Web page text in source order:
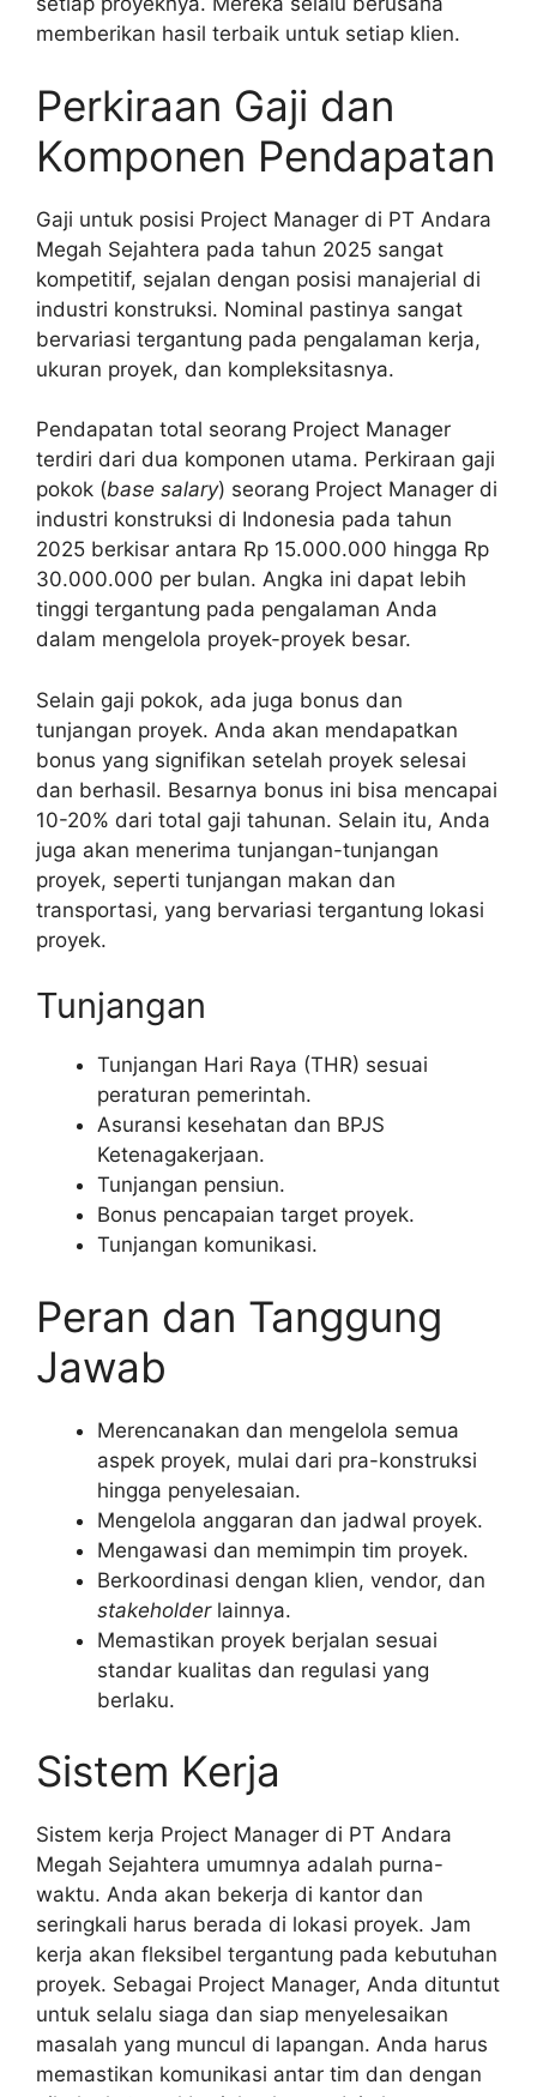
memberikan hasil terbaik untuk setiap klien.
Perkiraan Gaji dan
Komponen Pendapatan
Gaji untuk posisi Project Manager di PT Andara
Megah Sejahtera pada tahun 2025 sangat
kompetitif, sejalan dengan posisi manajerial di
industri konstruksi. Nominal pastinya sangat
bervariasi tergantung pada pengalaman kerja,
ukuran proyek, dan kompleksitasnya.
Pendapatan total seorang Project Manager
terdiri dari dua komponen utama. Perkiraan gaji
pokok (base salary) seorang Project Manager di
industri konstruksi di Indonesia pada tahun
2025 berkisar antara Rp 15.000.000 hingga Rp
30.000.000 per bulan. Angka ini dapat lebih
tinggi tergantung pada pengalaman Anda
dalam mengelola proyek-proyek besar.
Selain gaji pokok, ada juga bonus dan
tunjangan proyek. Anda akan mendapatkan
bonus yang signifikan setelah proyek selesai
dan berhasil. Besarnya bonus ini bisa mencapai
10-20% dari total gaji tahunan. Selain itu, Anda
juga akan menerima tunjangan-tunjangan
proyek, seperti tunjangan makan dan
transportasi, yang bervariasi tergantung lokasi
proyek.
Tunjangan
Tunjangan Hari Raya (THR) sesuai
peraturan pemerintah.
Asuransi kesehatan dan BPJS
Ketenagakerjaan.
Tunjangan pensiun.
Bonus pencapaian target proyek.
Tunjangan komunikasi.
Peran dan Tanggung
Jawab
Merencanakan dan mengelola semua
aspek proyek, mulai dari pra-konstruksi
hingga penyelesaian.
Mengelola anggaran dan jadwal proyek.
Mengawasi dan memimpin tim proyek.
Berkoordinasi dengan klien, vendor, dan
stakeholderlainnya.
Memastikan proyek berjalan sesuai
standar kualitas dan regulasi yang
berlaku.
Sistem Kerja
Sistem kerja Project Manager di PT Andara
Megah Sejahtera umumnya adalah purna-
waktu. Anda akan bekerja di kantor dan
seringkali harus berada di lokasi proyek. Jam
kerja akan fleksibel tergantung pada kebutuhan
proyek. Sebagai Project Manager, Anda dituntut
untuk selalu siaga dan siap menyelesaikan
masalah yang muncul di lapangan. Anda harus
memastikan komunikasi antar tim dan dengan